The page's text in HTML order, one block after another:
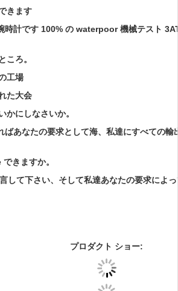
きます
時計です 100% の waterpoor 機械テスト
ころ。
工場
た大会
かにしなさいか。
ばあなたの要求として海、私達にすべての
きますか。
して下さい、そして私達あなたの要求によ
プロダクト ショー: